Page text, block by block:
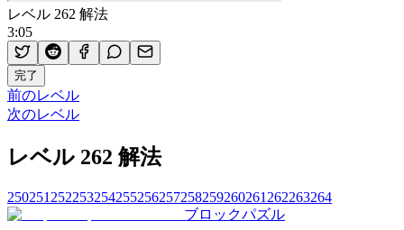
レベル 262 解法
3:05
完了
前のレベル
次のレベル
レベル 262 解法
250251 252253254255256257258259260261 262263264
ブロックパズル